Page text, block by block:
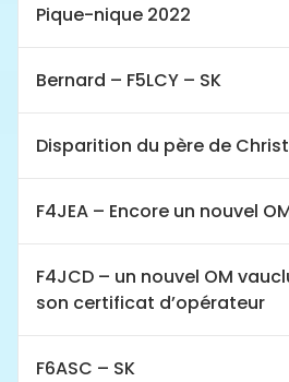
Pique-nique 2022
Bernard – F5LCY – SK
Disparition du père de
F4JEA – Encore un nouvel
F4JCD – un nouvel OM
son certificat d’opérateur
F6ASC – SK